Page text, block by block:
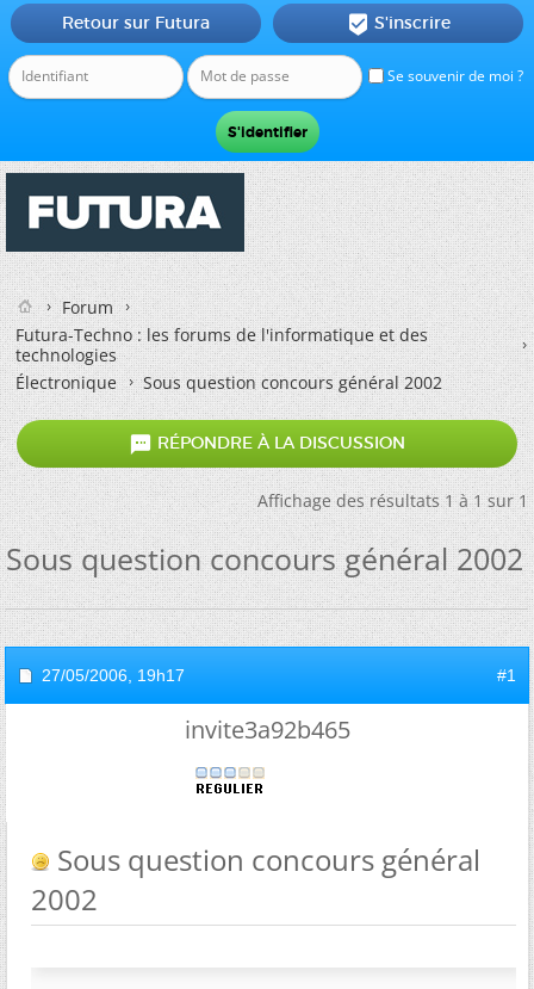
Se souvenir de moi ?
Retour sur Futura  S'inscrire
Forum
Futura-Techno : les forums de l'informatique et des
technologies
Électronique
Sous question concours général 2002
 RÉPONDRE À LA DISCUSSION
Affichage des résultats 1 à 1 sur 1
Sous question concours général 2002
27/05/2006, 19h17 #1
invite3a92b465
Sous question concours général
2002